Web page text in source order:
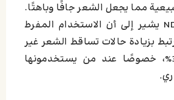
مما يجعل الشعر جافًا وباهتًا.
تقرير NDTV Doctor يشير إلى أن الاستخدام المفرط
بزيادة حالات تساقط الشعر غير
الوراثي بنسبة 30%، خصوصًا عند من يستخدمونها